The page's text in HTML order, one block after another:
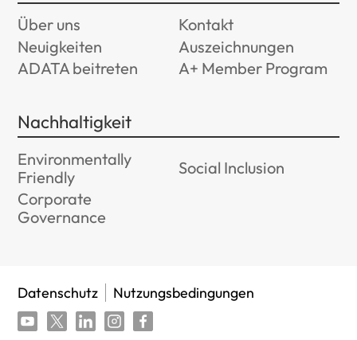
Über uns
Kontakt
Neuigkeiten
Auszeichnungen
ADATA beitreten
A+ Member Program
Nachhaltigkeit
Environmentally
Friendly
Social Inclusion
Corporate
Governance
Datenschutz Nutzungsbedingungen